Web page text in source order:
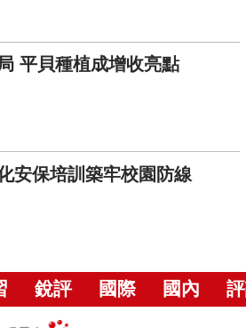
平貝種植成增收亮點
安保培訓築牢校園防線
銳評 國際 國內